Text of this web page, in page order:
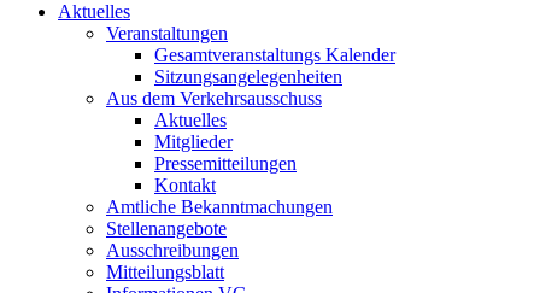
Aktuelles
Veranstaltungen
Gesamtveranstaltungs Kalender
Sitzungsangelegenheiten
Aus dem Verkehrsausschuss
Aktuelles
Mitglieder
Pressemitteilungen
Kontakt
Amtliche Bekanntmachungen
Stellenangebote
Ausschreibungen
Mitteilungsblatt